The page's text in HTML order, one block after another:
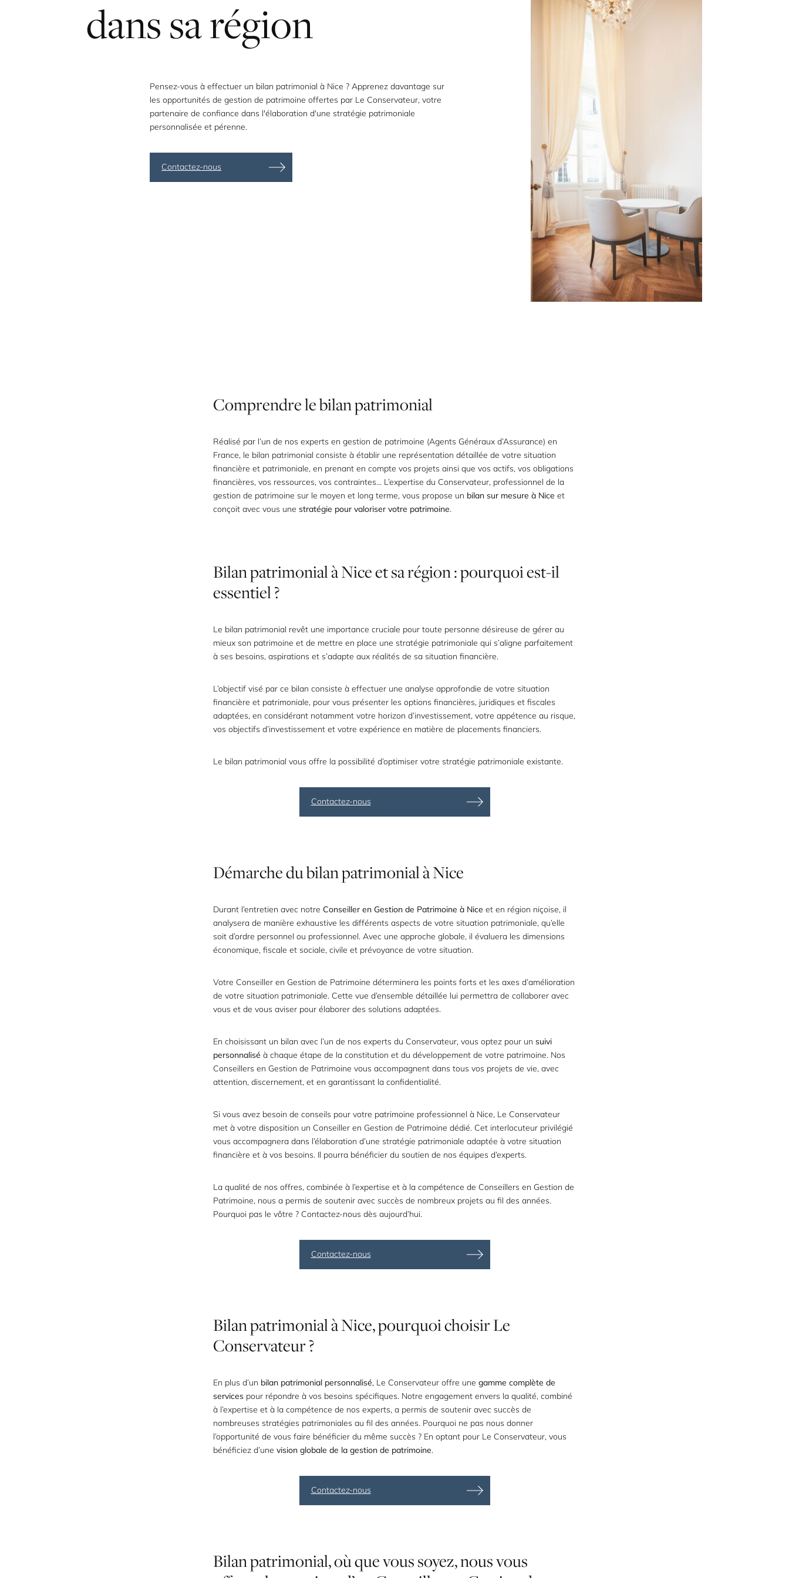
danssarégion
Pensez-vous à effectuer un bilan patrimonial à Nice ? Apprenez davantage sur
les opportunités de gestion de patrimoine offertes par Le Conservateur, votre
partenaire de confiance dans l'élaboration d'une stratégie patrimoniale
personnalisée et pérenne.
Contactez-nous
Comprendrelebilanpatrimonial
Réalisé par l’un de nos experts en gestion de patrimoine (Agents Généraux d’Assurance) en
France, le bilan patrimonial consiste à établir une représentation détaillée de votre situation
financière et patrimoniale, en prenant en compte vos projets ainsi que vos actifs, vos obligations
financières, vos ressources, vos contraintes… L’expertise du Conservateur, professionnel de la
gestion de patrimoine sur le moyen et long terme, vous propose un bilan sur mesure à Nice et
conçoit avec vous une stratégie pour valoriser votre patrimoine.
BilanpatrimonialàNiceetsarégion:pourquoiest-il
essentiel?
Le bilan patrimonial revêt une importance cruciale pour toute personne désireuse de gérer au
mieux son patrimoine et de mettre en place une stratégie patrimoniale qui s’aligne parfaitement
à ses besoins, aspirations et s’adapte aux réalités de sa situation financière.
L’objectif visé par ce bilan consiste à effectuer une analyse approfondie de votre situation
financière et patrimoniale, pour vous présenter les options financières, juridiques et fiscales
adaptées, en considérant notamment votre horizon d’investissement, votre appétence au risque,
vos objectifs d’investissement et votre expérience en matière de placements financiers.
Le bilan patrimonial vous offre la possibilité d’optimiser votre stratégie patrimoniale existante.
Contactez-nous
DémarchedubilanpatrimonialàNice
Durant l’entretien avec notre Conseiller en Gestion de Patrimoine à Nice et en région niçoise, il
analysera de manière exhaustive les différents aspects de votre situation patrimoniale, qu’elle
soit d’ordre personnel ou professionnel. Avec une approche globale, il évaluera les dimensions
économique, fiscale et sociale, civile et prévoyance de votre situation.
Votre Conseiller en Gestion de Patrimoine déterminera les points forts et les axes d’amélioration
de votre situation patrimoniale. Cette vue d’ensemble détaillée lui permettra de collaborer avec
vous et de vous aviser pour élaborer des solutions adaptées.
En choisissant un bilan avec l’un de nos experts du Conservateur, vous optez pour un suivi
personnalisé à chaque étape de la constitution et du développement de votre patrimoine. Nos
Conseillers en Gestion de Patrimoine vous accompagnent dans tous vos projets de vie, avec
attention, discernement, et en garantissant la confidentialité.
Si vous avez besoin de conseils pour votre patrimoine professionnel à Nice, Le Conservateur
met à votre disposition un Conseiller en Gestion de Patrimoine dédié. Cet interlocuteur privilégié
vous accompagnera dans l’élaboration d’une stratégie patrimoniale adaptée à votre situation
financière et à vos besoins. Il pourra bénéficier du soutien de nos équipes d’experts.
La qualité de nos offres, combinée à l’expertise et à la compétence de Conseillers en Gestion de
Patrimoine, nous a permis de soutenir avec succès de nombreux projets au fil des années.
Pourquoi pas le vôtre ? Contactez-nous dès aujourd’hui.
Contactez-nous
BilanpatrimonialàNice,pourquoichoisirLe
Conservateur?
En plus d’un bilan patrimonial personnalisé, Le Conservateur offre une gamme complète de
services pour répondre à vos besoins spécifiques. Notre engagement envers la qualité, combiné
à l’expertise et à la compétence de nos experts, a permis de soutenir avec succès de
nombreuses stratégies patrimoniales au fil des années. Pourquoi ne pas nous donner
l’opportunité de vous faire bénéficier du même succès ? En optant pour Le Conservateur, vous
bénéficiez d’une vision globale de la gestion de patrimoine.
Contactez-nous
Bilanpatrimonial,oùquevoussoyez,nousvous